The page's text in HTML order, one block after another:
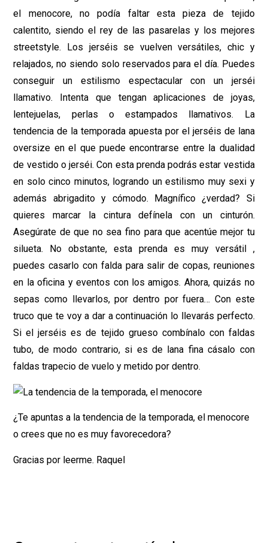
el menocore, no podía faltar esta pieza de tejido
calentito, siendo el rey de las pasarelas y los mejores
streetstyle. Los jerséis se vuelven versátiles, chic y
relajados, no siendo solo reservados para el día. Puedes
conseguir un estilismo espectacular con un jerséi
llamativo. Intenta que tengan aplicaciones de joyas,
lentejuelas, perlas o estampados llamativos. La
tendencia de la temporada apuesta por el jerséis de lana
oversize en el que puede encontrarse entre la dualidad
de vestido o jerséi. Con esta prenda podrás estar vestida
en solo cinco minutos, logrando un estilismo muy sexi y
además abrigadito y cómodo. Magnífico ¿verdad? Si
quieres marcar la cintura defínela con un cinturón.
Asegúrate de que no sea fino para que acentúe mejor tu
silueta. No obstante, esta prenda es muy versátil ,
puedes casarlo con falda para salir de copas, reuniones
en la oficina y eventos con los amigos. Ahora, quizás no
sepas como llevarlos, por dentro por fuera… Con este
truco que te voy a dar a continuación lo llevarás perfecto.
Si el jerséis es de tejido grueso combínalo con faldas
tubo, de modo contrario, si es de lana fina cásalo con
faldas trapecio de vuelo y metido por dentro.
¿Te apuntas a la tendencia de la temporada, el menocore
o crees que no es muy favorecedora?
Gracias por leerme. Raquel